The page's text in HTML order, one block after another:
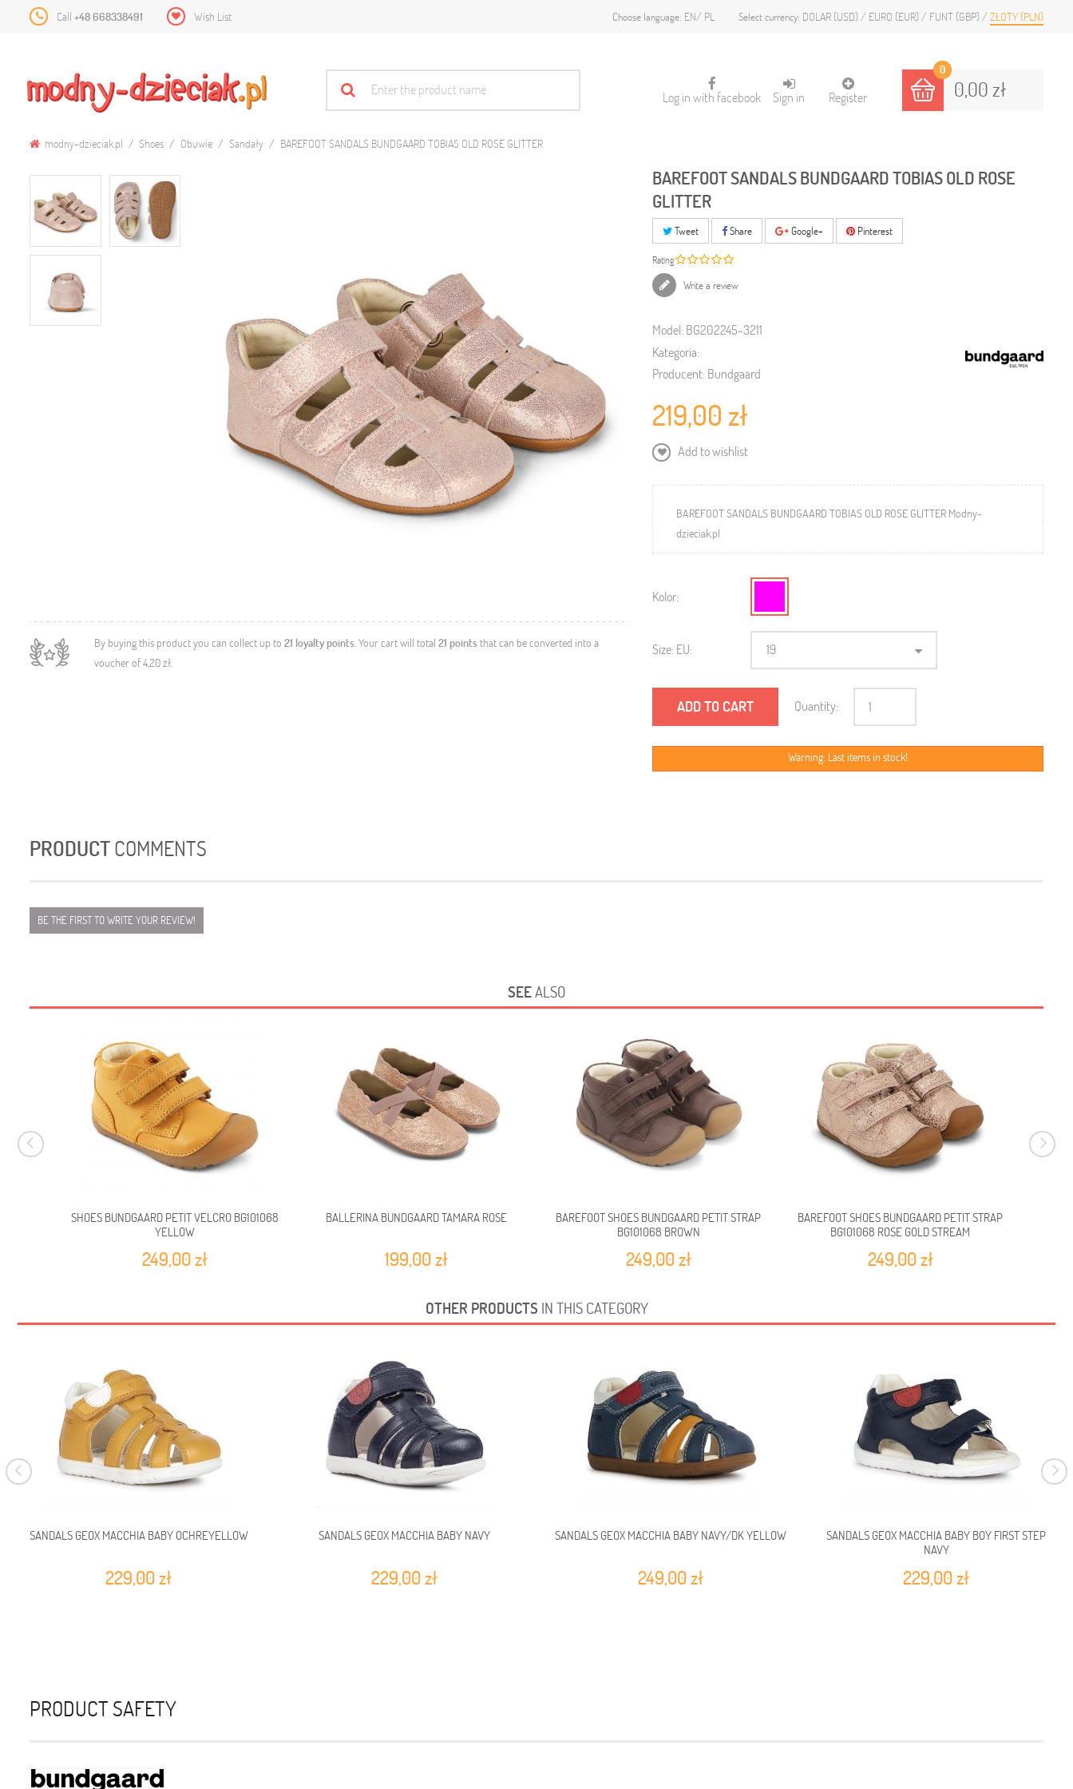
Call +48 668338491 Wish List Select currency: DOLAR (USD) EURO (EUR) FUNT (GBP) ZŁOTY (PLN)
Choose language: EN PL
0
0,00 zł
Sign in Register
Log in with facebook
modny-dzieciak.pl Shoes Obuwie Sandały BAREFOOT SANDALS BUNDGAARD TOBIAS OLD ROSE GLITTER
By buying this product you can collect up to 21 loyalty points. Your cart will total 21 points that can be converted into a
voucher of4,20 zł.
BAREFOOT SANDALS BUNDGAARD TOBIAS OLD ROSE
GLITTER
Tweet Share Google+ Pinterest
Rating
Write a review
Model: BG202245-3211
Kategoria:
Producent: Bundgaard
219,00 zł
Add to wishlist
BAREFOOT SANDALS BUNDGAARD TOBIAS OLD ROSE GLITTER Modny-
dzieciak.pl
Kolor:
Size: EU: 19
ADD TO CART Quantity:
Warning: Last items in stock!
PRODUCTCOMMENTS
BE THE FIRST TO WRITE YOUR REVIEW!
SEEALSO
SHOES BUNDGAARD PETIT VELCRO BG101068
YELLOW
249,00 zł
BALLERINA BUNDGAARD TAMARA ROSE
199,00 zł
BAREFOOT SHOES BUNDGAARD PETIT STRAP
BG101068 BROWN
249,00 zł
BAREFOOT SHOES BUNDGAARD PETIT STRAP
BG101068 ROSE GOLD STREAM
249,00 zł
OTHER PRODUCTS IN THIS CATEGORY
SANDALS GEOX MACCHIA BABY OCHREYELLOW
229,00 zł
SANDALS GEOX MACCHIA BABY NAVY
229,00 zł
SANDALS GEOX MACCHIA BABY NAVY/DK YELLOW
249,00 zł
SANDALS GEOX MACCHIA BABY BOY FIRST STEP
NAVY
229,00 zł
PRODUCT SAFETY